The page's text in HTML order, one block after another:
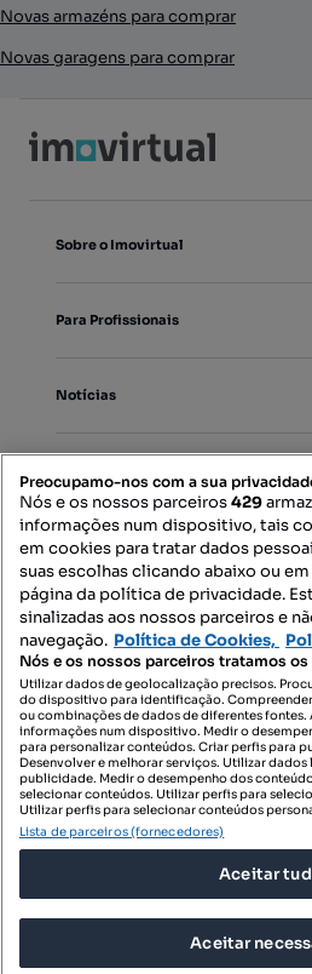
Novas armazéns para comprar
Novas garagens para comprar
Sobre o Imovirtual
Para Profissionais
Notícias
Mapa do Site
Contacte-nos
SIGA-NOS:
© 2026 Imovirtual.com,
Preocupamo-nos com a sua
Nós e os nossos parceiros429
informações num dispositivo, tais
em cookies para tratar dados
suas escolhas clicando abaixo ou
página da política de privacidade.
sinalizadas aos nossos parceiros e
navegação. Política de Cookies,
Nós e os nossos parceiros tratamos
Utilizar dados de geolocalização precisos.
do dispositivo para identificação.
ou combinações de dados de diferentes fontes.
informações num dispositivo. Medir o
para personalizar conteúdos. Criar perfis para
Desenvolver e melhorar serviços. Utilizar
publicidade. Medir o desempenho dos
selecionar conteúdos. Utilizar perfis para
Utilizar perfis para selecionar conteúdos
Lista de parceiros (fornecedores)
Aceitar
Aceitar